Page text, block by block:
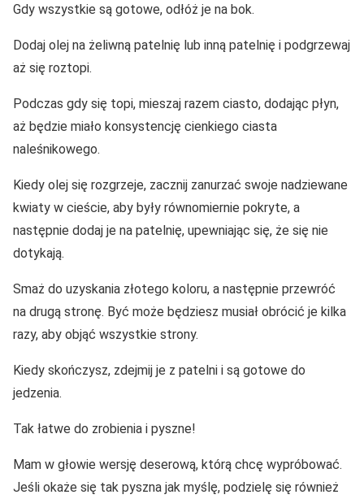
Gdy wszystkie są gotowe, odłóż je na bok.
Dodaj olej na żeliwną patelnię lub inną patelnię i podgrzewaj
aż się roztopi.
Podczas gdy się topi, mieszaj razem ciasto, dodając płyn,
aż będzie miało konsystencję cienkiego ciasta
naleśnikowego.
Kiedy olej się rozgrzeje, zacznij zanurzać swoje nadziewane
kwiaty w cieście, aby były równomiernie pokryte, a
następnie dodaj je na patelnię, upewniając się, że się nie
dotykają.
Smaż do uzyskania złotego koloru, a następnie przewróć
na drugą stronę. Być może będziesz musiał obrócić je kilka
razy, aby objąć wszystkie strony.
Kiedy skończysz, zdejmij je z patelni i są gotowe do
jedzenia.
Tak łatwe do zrobienia i pyszne!
Mam w głowie wersję deserową, którą chcę wypróbować.
Jeśli okaże się tak pyszna jak myślę, podzielę się również